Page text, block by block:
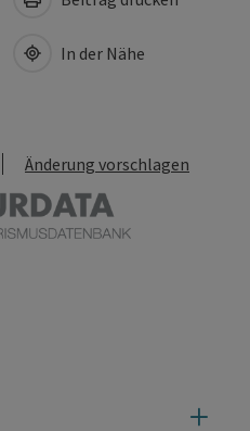
In der Nähe
Änderung vorschlagen